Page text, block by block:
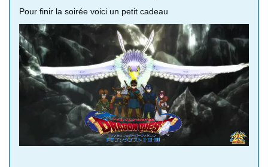
Pour finir la soirée voici un petit cadeau